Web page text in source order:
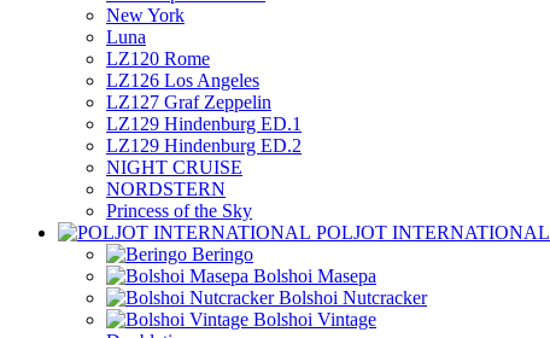
New York
Luna
LZ120 Rome
LZ126 Los Angeles
LZ127 Graf Zeppelin
LZ129 Hindenburg ED.1
LZ129 Hindenburg ED.2
NIGHT CRUISE
NORDSTERN
Princess of the Sky
POLJOT INTERNATIONAL
Beringo
Bolshoi Masepa
Bolshoi Nutcracker
Bolshoi Vintage